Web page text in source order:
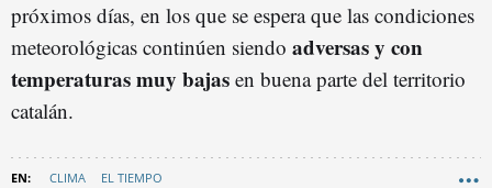
próximos días, en los que se espera que las condiciones
meteorológicas continúen siendo adversas y con
temperaturas muy bajas en buena parte del territorio
catalán.
CLIMA EL TIEMPO